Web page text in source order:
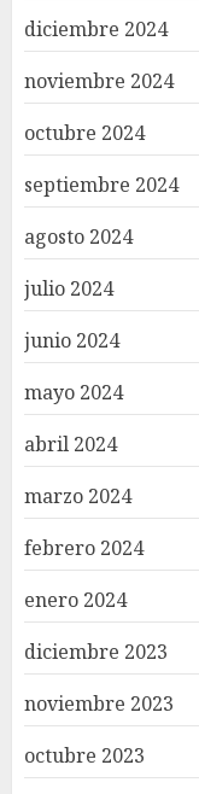
diciembre 2024
noviembre 2024
octubre 2024
septiembre 2024
agosto 2024
julio 2024
junio 2024
mayo 2024
abril 2024
marzo 2024
febrero 2024
enero 2024
diciembre 2023
noviembre 2023
octubre 2023